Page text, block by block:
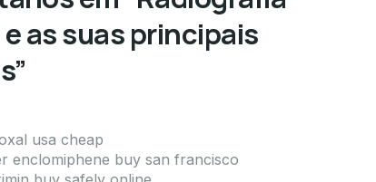
as suas principais
usa cheap
enclomiphene buy san francisco